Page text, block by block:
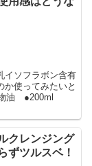
イソフラボン含有
か使ってみたいと
油 ●200ml
クレンジング
ずツルスベ！